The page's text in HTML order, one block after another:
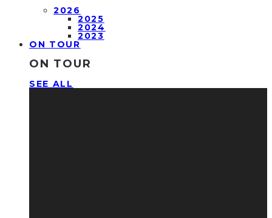
2026
2025
2024
2023
ON TOUR
ON TOUR
SEE ALL